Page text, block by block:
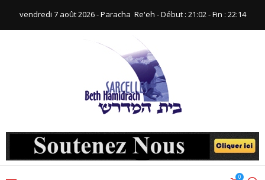
vendredi 7 août 2026 - Paracha ‪ Re'eh‬ - Début : 21:02‬ - Fin : ‪22:14‬
0